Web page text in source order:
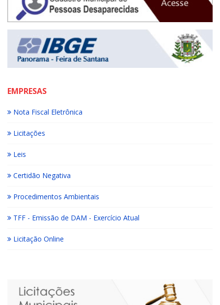
EMPRESAS
Nota Fiscal Eletrônica
Licitações
Leis
Certidão Negativa
Procedimentos Ambientais
TFF - Emissão de DAM - Exercício Atual
Licitação Online